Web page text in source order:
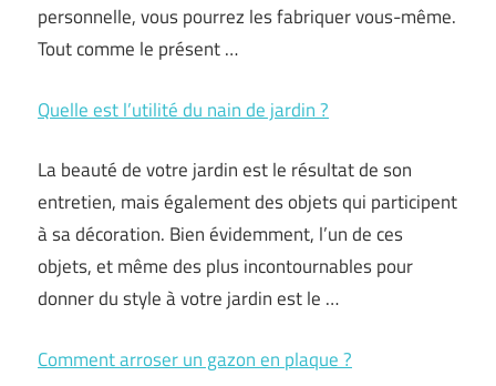
personnelle, vous pourrez les fabriquer vous-même.
Tout comme le présent …
Quelle est l’utilité du nain de jardin ?
La beauté de votre jardin est le résultat de son
entretien, mais également des objets qui participent
à sa décoration. Bien évidemment, l’un de ces
objets, et même des plus incontournables pour
donner du style à votre jardin est le …
Comment arroser un gazon en plaque ?